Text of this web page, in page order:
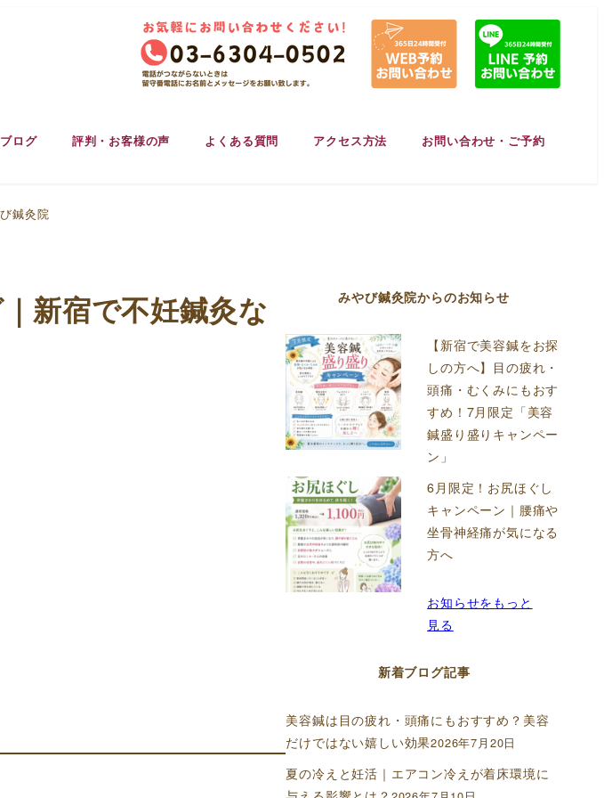
ブログ 評判・お客様の声 よくある質問 アクセス方法 お問い合わせ・ご予約
鍼灸院
新宿で不妊鍼灸な
みやび鍼灸院からのお知らせ
【新宿で美容鍼をお探
しの方へ】目の疲れ・
頭痛・むくみにもおす
すめ！7月限定「美容
鍼盛り盛りキャンペー
ン」
6月限定！お尻ほぐし
キャンペーン｜腰痛や
坐骨神経痛が気になる
方へ
お知らせをもっと
見る
新着ブログ記事
美容鍼は目の疲れ・頭痛にもおすすめ？美容
だけではない嬉しい効果2026年7月20日
夏の冷えと妊活｜エアコン冷えが着床環境に